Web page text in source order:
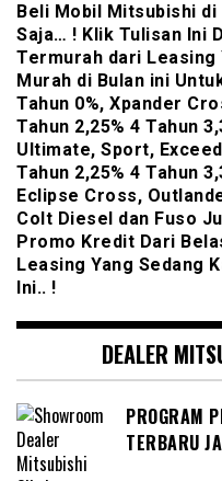
Beli Mobil Mitsubishi di
Saja… ! Klik Tulisan Ini
Termurah dari Leasing
Murah di Bulan ini
Tahun 0%, Xpander
Tahun 2,25% 4 Tahun
Ultimate, Sport,
Tahun 2,25% 4 Tahun
Eclipse Cross,
Colt Diesel dan Fuso
Promo Kredit Dari
Leasing Yang Sedang
Ini.. !
DEALER
PROGRAM
TERBARU